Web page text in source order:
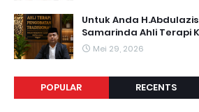
Untuk Anda
Samarinda Ahli Terapi
Mei 29, 2026
POPULAR RECENTS